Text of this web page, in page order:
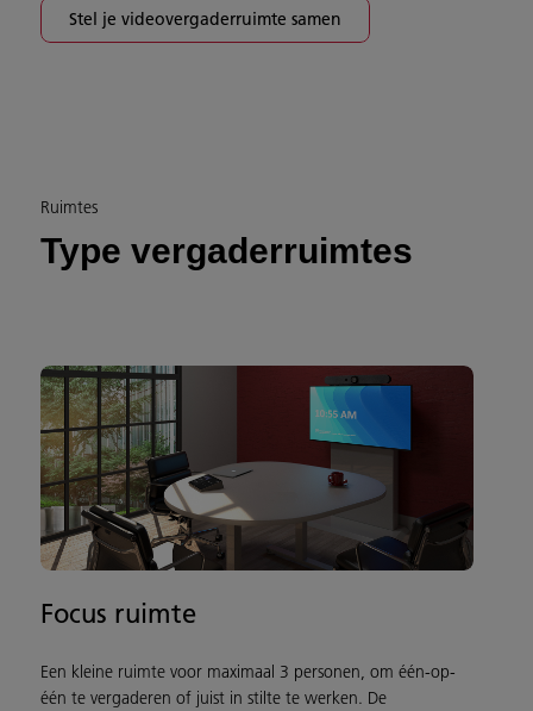
Stel je videovergaderruimte samen
Ruimtes
Type vergaderruimtes
Focus ruimte
Een kleine ruimte voor maximaal 3 personen, om één-op-
één te vergaderen of juist in stilte te werken. De